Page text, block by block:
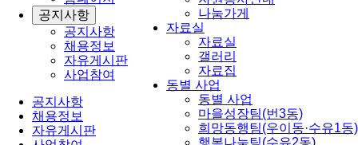
나눔가게
자료실
자료실
갤러리
자료집
동별 사업
동별 사업
마을성장팀(번3동)
희망동행팀(우이동·수유1동)
행복나눔팀(수유2동)
공지사항
공지사항
채용정보
자유게시판
사업참여
공지사항
채용정보
자유게시판